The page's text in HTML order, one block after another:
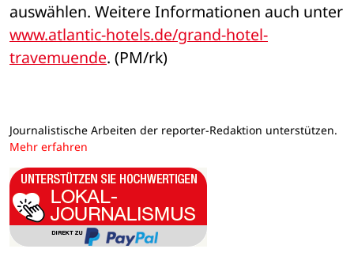
www.atlantic-hotels.de/grand-hotel-
travemuende. (PM/rk)
Journalistische Arbeiten der reporter-Redaktion unterstützen.
Mehr erfahren